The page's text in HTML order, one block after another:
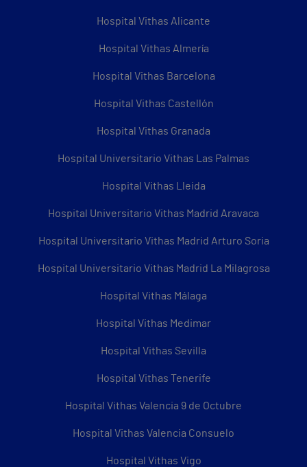
Hospital Vithas Alicante
Hospital Vithas Almería
Hospital Vithas Barcelona
Hospital Vithas Castellón
Hospital Vithas Granada
Hospital Universitario Vithas Las Palmas
Hospital Vithas Lleida
Hospital Universitario Vithas Madrid Aravaca
Hospital Universitario Vithas Madrid Arturo Soria
Hospital Universitario Vithas Madrid La Milagrosa
Hospital Vithas Málaga
Hospital Vithas Medimar
Hospital Vithas Sevilla
Hospital Vithas Tenerife
Hospital Vithas Valencia 9 de Octubre
Hospital Vithas Valencia Consuelo
Hospital Vithas Vigo